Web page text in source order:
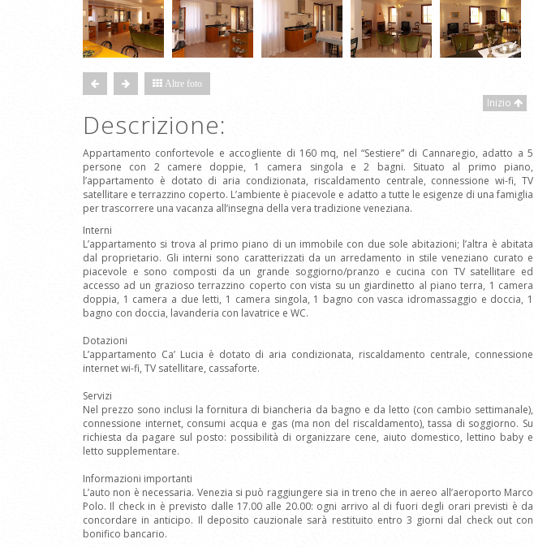
Altre foto
Inizio
Descrizione:
Appartamento confortevole e accogliente di 160 mq, nel “Sestiere” di Cannaregio, adatto a 5
persone con 2 camere doppie, 1 camera singola e 2 bagni. Situato al primo piano,
l’appartamento è dotato di aria condizionata, riscaldamento centrale, connessione wi-fi, TV
satellitare e terrazzino coperto. L’ambiente è piacevole e adatto a tutte le esigenze di una famiglia
per trascorrere una vacanza all’insegna della vera tradizione veneziana.
Interni
L’appartamento si trova al primo piano di un immobile con due sole abitazioni; l’altra è abitata
dal proprietario. Gli interni sono caratterizzati da un arredamento in stile veneziano curato e
piacevole e sono composti da un grande soggiorno/pranzo e cucina con TV satellitare ed
accesso ad un grazioso terrazzino coperto con vista su un giardinetto al piano terra, 1 camera
doppia, 1 camera a due letti, 1 camera singola, 1 bagno con vasca idromassaggio e doccia, 1
bagno con doccia, lavanderia con lavatrice e WC.
Dotazioni
L’appartamento Ca’ Lucia è dotato di aria condizionata, riscaldamento centrale, connessione
internet wi-fi, TV satellitare, cassaforte.
Servizi
Nel prezzo sono inclusi la fornitura di biancheria da bagno e da letto (con cambio settimanale),
connessione internet, consumi acqua e gas (ma non del riscaldamento), tassa di soggiorno. Su
richiesta da pagare sul posto: possibilità di organizzare cene, aiuto domestico, lettino baby e
letto supplementare.
Informazioni importanti
L’auto non è necessaria. Venezia si può raggiungere sia in treno che in aereo all’aeroporto Marco
Polo. Il check in è previsto dalle 17.00 alle 20.00: ogni arrivo al di fuori degli orari previsti è da
concordare in anticipo. Il deposito cauzionale sarà restituito entro 3 giorni dal check out con
bonifico bancario.